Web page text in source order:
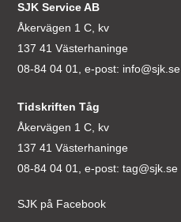
SJK Service AB
Åkervägen 1 C, kv
137 41 Västerhaninge
08-84 04 01, e-post: info@sjk.se
Tidskriften Tåg
Åkervägen 1 C, kv
137 41 Västerhaninge
08-84 04 01, e-post:tag@sjk.se
SJK på Facebook